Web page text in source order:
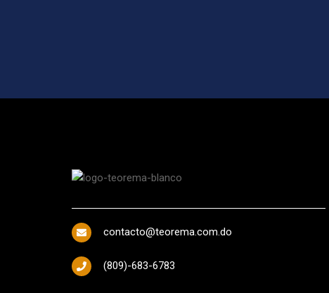
contacto@teorema.com.do
(809)-683-6783